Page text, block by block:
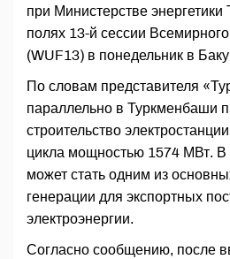
при Министерстве энергетики
полях 13-й сессии
(WUF13) в понедельник в
По словам представителя
параллельно в Туркменбаши
строительство
цикла мощностью 1574 МВт. В
может стать одним из
генерации для экспортных
электроэнергии.
Согласно сообщению, после